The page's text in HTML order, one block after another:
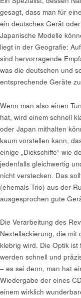
gesagt, dass man für
ein deutsches Gerät
Japanische Modelle
liegt in der Geografie:
sind hervorragende
was die deutschen und
entsprechende Geräte
Wenn man also einen
hat, wird einem schnell
oder Japan mithalten
kaum vorstellen kann,
einige „Dickschiffe“ wie
jedenfalls gleichwertig
nicht verstecken. Das
(ehemals Trio) aus der
ausgesprochen gute
Die Verarbeitung des
Nextellackierung, die
klebrig wird. Die Optik
werden schnell und
– es sei denn, man hat
Wiedergabe der eines
einem wirklich